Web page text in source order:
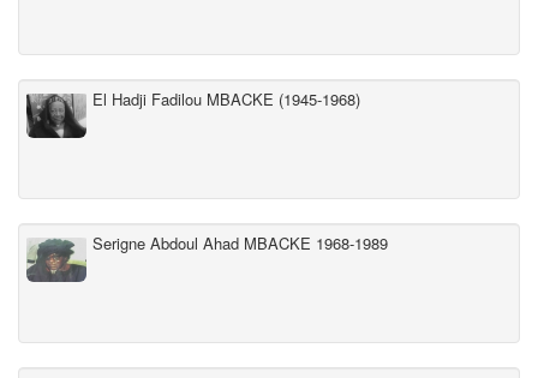
El Hadji Fadilou MBACKE (1945-1968)
Serigne Abdoul Ahad MBACKE 1968-1989